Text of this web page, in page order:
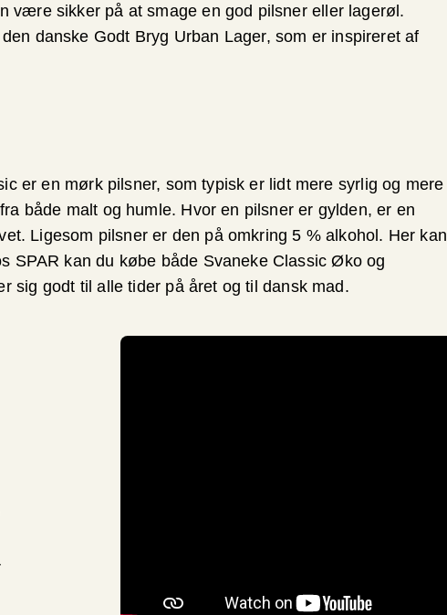
være sikker på at smage en god pilsner eller lagerøl.
danske Godt Bryg Urban Lager, som er inspireret af
er en mørk pilsner, som typisk er lidt mere syrlig og mere
både malt og humle. Hvor en pilsner er gylden, er en
Ligesom pilsner er den på omkring 5 % alkohol. Her kan
SPAR kan du købe både Svaneke Classic Øko og
sig godt til alle tider på året og til dansk mad.